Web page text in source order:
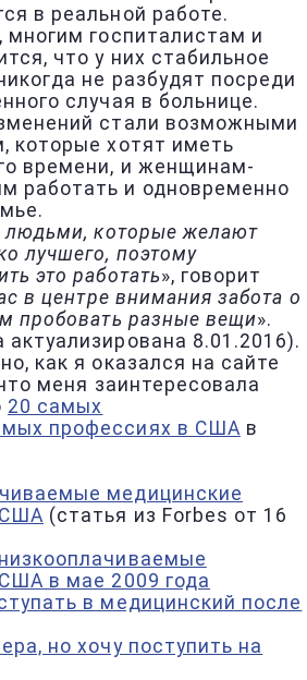
в реальной работе.
многим госпиталистам и
что у них стабильное
не разбудят посреди
случая в больнице.
стали возможными
которые хотят иметь
времени, и женщинам-
работать и одновременно
людьми, которые желают
лучшего, поэтому
это работать», говорит
в центре внимания забота о
пробовать разные вещи».
актуализирована 8.01.2016).
как я оказался на сайте
меня заинтересовала
20 самых
профессиях в США в
медицинские
США (статья из Forbes от 16
в мае 2009 года
в медицинский после
но хочу поступить на